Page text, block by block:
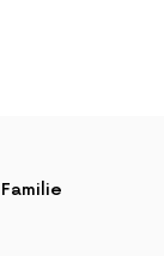
Familie